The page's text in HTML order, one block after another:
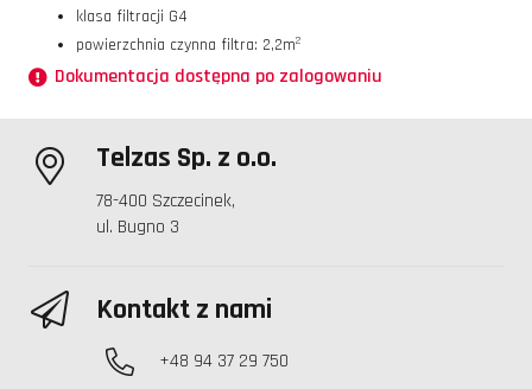
klasa filtracji G4
powierzchnia czynna filtra: 2,2m2
Dokumentacja dostępna po zalogowaniu
Telzas Sp. z o.o.
78-400 Szczecinek,
ul. Bugno 3
Kontakt z nami
+48 94 37 29 750